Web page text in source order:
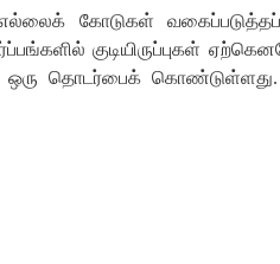
கோடுகள்
குடியிருப்புகள்
ஒரு தொடர்பைக்